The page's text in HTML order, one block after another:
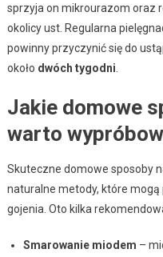
sprzyja on mikrourazom oraz
okolicy ust. Regularna
powinny przyczynić się do
około dwóch tygodni
Jakie domowe
warto
Skuteczne domowe sposoby
naturalne metody, które mogą
gojenia. Oto kilka
Smarowanie miodem –